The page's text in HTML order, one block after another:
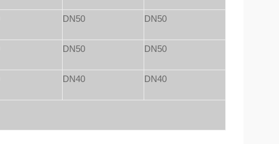
DN50 DN50
DN50 DN50
DN40 DN40